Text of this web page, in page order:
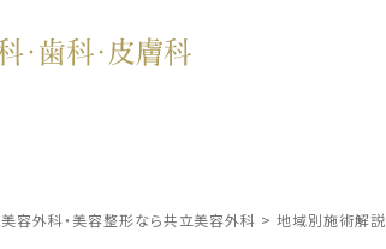
美容外科・美容整形なら共立美容外科 > 地域別施術解説